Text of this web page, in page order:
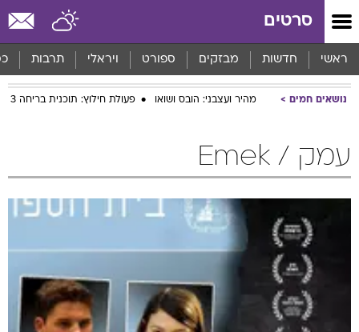
סרטים
ראשי חדשות מבזקים ספורט ויראלי תרבות
נושאים חמים מהיר ועצבני: הובס ושואו פעולת חילוץ: תוכנית בריחה 3
עמק / Emek